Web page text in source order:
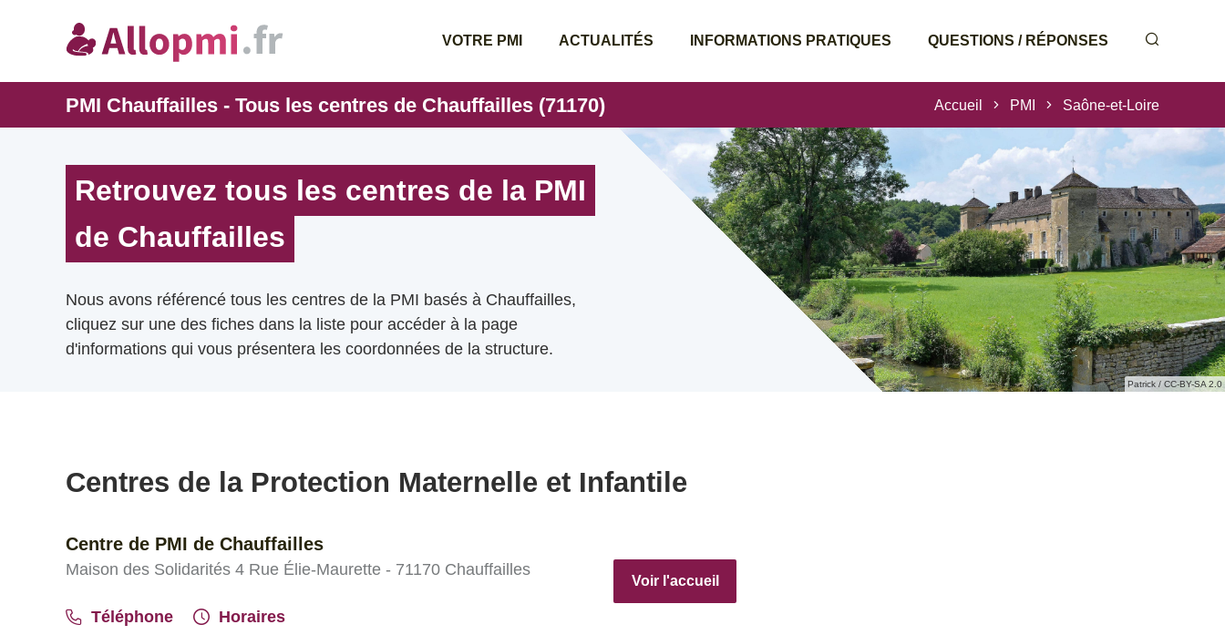
VOTRE PMI ACTUALITÉS INFORMATIONS PRATIQUES QUESTIONS / RÉPONSES
PMI Chauffailles - Tous les centres de Chauffailles (71170) Accueil PMI Saône-et-Loire
Patrick / CC-BY-SA 2.0
Retrouvez tous les centres de la PMI
de Chauffailles
Nous avons référencé tous les centres de la PMI basés à Chauffailles,
cliquez sur une des fiches dans la liste pour accéder à la page
d'informations qui vous présentera les coordonnées de la structure.
Centres de la Protection Maternelle et Infantile
Centre de PMI de Chauffailles
Maison des Solidarités 4 Rue Élie-Maurette - 71170 Chauffailles
Téléphone Horaires
Voir l'accueil